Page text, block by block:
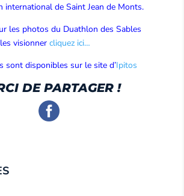
international de Saint Jean de Monts.
les photos du Duathlon des Sables
visionner cliquez ici…
sont disponibles sur le site d’Ipitos
DE PARTAGER !